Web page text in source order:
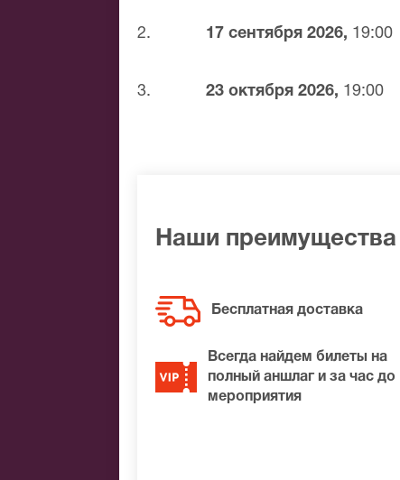
Наличными
Связной
2. 17 сентября 2026, 19:00
3. 23 октября 2026, 19:00
Наши преимущества
Бесплатная доставка
Всегда найдем билеты на
полный аншлаг и за час до
мероприятия